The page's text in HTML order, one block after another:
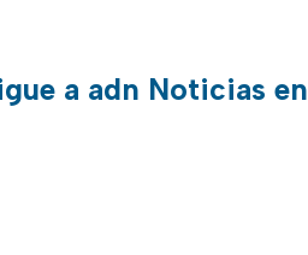
a adn Noticias en